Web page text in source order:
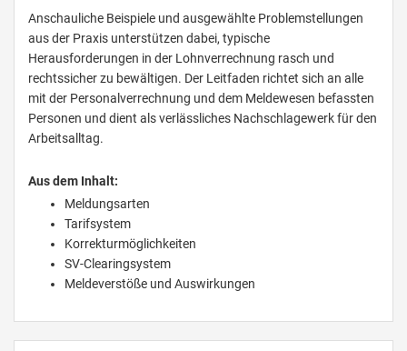
Anschauliche Beispiele und ausgewählte Problemstellungen
aus der Praxis unterstützen dabei, typische
Herausforderungen in der Lohnverrechnung rasch und
rechtssicher zu bewältigen. Der Leitfaden richtet sich an alle
mit der Personalverrechnung und dem Meldewesen befassten
Personen und dient als verlässliches Nachschlagewerk für den
Arbeitsalltag.
Aus dem Inhalt:
Meldungsarten
Tarifsystem
Korrekturmöglichkeiten
SV-Clearingsystem
Meldeverstöße und Auswirkungen